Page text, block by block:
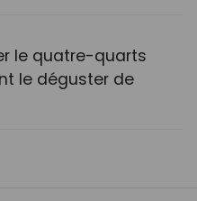
le quatre-quarts
le déguster de